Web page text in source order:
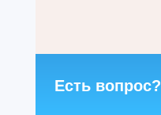
Есть вопрос?